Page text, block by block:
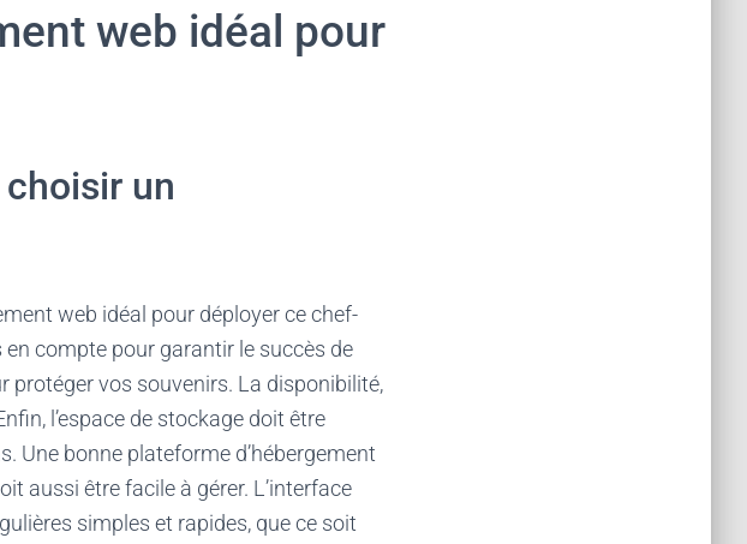
web idéal pour
un
web idéal pour déployer ce chef-
compte pour garantir le succès de
protéger vos souvenirs. La disponibilité,
l’espace de stockage doit être
Une bonne plateforme d’hébergement
aussi être facile à gérer. L’interface
simples et rapides, que ce soit